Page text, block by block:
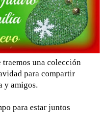
traemos una colección
para compartir
y amigos.
para estar juntos